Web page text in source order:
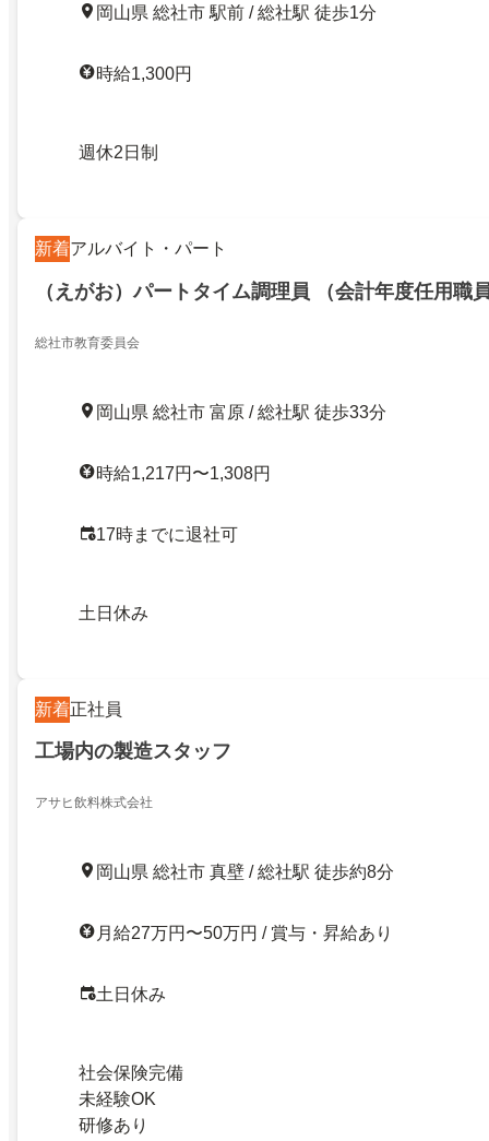
岡山県 総社市 駅前 / 総社駅 徒歩1分
時給1,300円
週休2日制
新着アルバイト・パート
（えがお）パートタイム調理員 （会計年度任用職
総社市教育委員会
岡山県 総社市 富原 / 総社駅 徒歩33分
時給1,217円〜1,308円
17時までに退社可
土日休み
新着正社員
工場内の製造スタッフ
アサヒ飲料株式会社
岡山県 総社市 真壁 / 総社駅 徒歩約8分
月給27万円〜50万円 / 賞与・昇給あり
土日休み
社会保険完備
未経験OK
研修あり